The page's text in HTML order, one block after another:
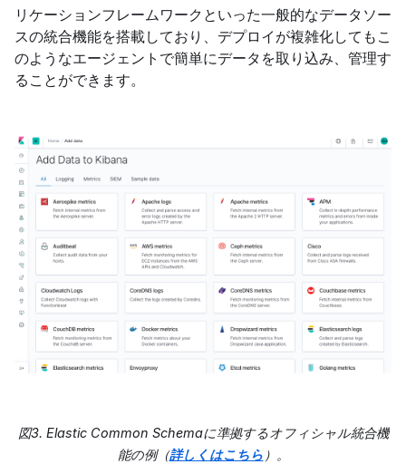
リケーションフレームワークといった一般的なデータソー
スの統合機能を搭載しており、デプロイが複雑化してもこ
のようなエージェントで簡単にデータを取り込み、管理す
ることができます。
図3. Elastic Common Schemaに準拠するオフィシャル統合機
能の例（詳しくはこちら ）。